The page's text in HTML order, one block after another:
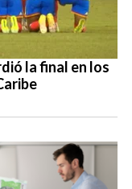
la final en los